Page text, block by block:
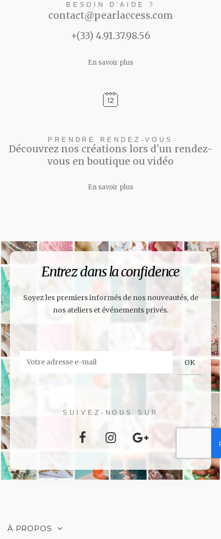
BESOIN D'AIDE ?
contact@pearlaccess.com
+(33) 4.91.37.98.56
En savoir plus
PRENDRE RENDEZ-VOUS
Découvrez nos créations lors d'un rendez-
vous en boutique ou vidéo
En savoir plus
Entrez dans la confidence
Soyez les premiers informés de nos nouveautés, de
nos ateliers et événements privés.
SUIVEZ-NOUS SUR
À PROPOS